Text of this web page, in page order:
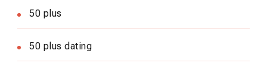
50 plus
50 plus dating